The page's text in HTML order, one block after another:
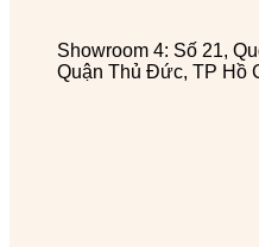
Showroom 4: Số 21,
Quận Thủ Đức, TP Hồ